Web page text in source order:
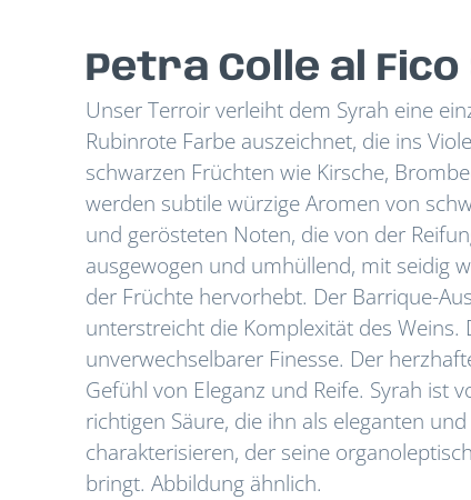
Petra Colle al
Unser Terroir verleiht dem Syrah eine
Rubinrote Farbe auszeichnet, die ins
schwarzen Früchten wie Kirsche,
werden subtile würzige Aromen von
und gerösteten Noten, die von der
ausgewogen und umhüllend, mit seidig
der Früchte hervorhebt. Der Barrique-
unterstreicht die Komplexität des
unverwechselbarer Finesse. Der
Gefühl von Eleganz und Reife. Syrah
richtigen Säure, die ihn als eleganten
charakterisieren, der seine
bringt. Abbildung ähnlich.